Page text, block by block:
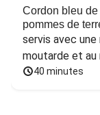
Cordon bleu
pommes de
servis avec une
moutarde et
40 minutes